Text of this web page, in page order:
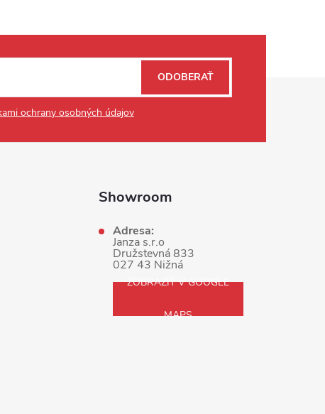
ochrany osobných údajov
ODOBERAŤ
Showroom
Adresa:
Janza s.r.o
Družstevná 833
027 43 Nižná
ZOBRAZIŤ V GOOGLE
MAPS